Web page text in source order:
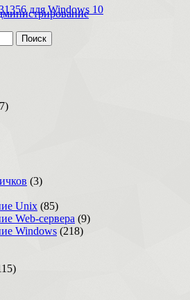
Поиск
для Windows 10
(3)
Unix (85)
Web-сервера (9)
Windows (218)